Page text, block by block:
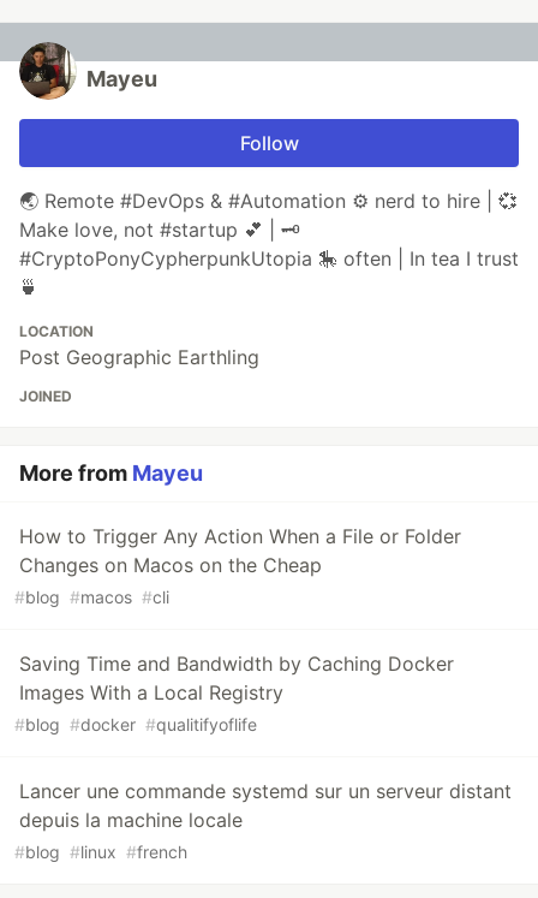
Mayeu
Follow
🌏 Remote #DevOps & #Automation ⚙️ nerd to hire | 💞
Make love, not #startup 💕 | 🗝️
#CryptoPonyCypherpunkUtopia 🎠 often | In tea I trust
🍵
LOCATION
Post Geographic Earthling
JOINED
More from Mayeu
How to Trigger Any Action When a File or Folder
Changes on Macos on the Cheap
#blog #macos #cli
Saving Time and Bandwidth by Caching Docker
Images With a Local Registry
#blog #docker #qualitifyoflife
Lancer une commande systemd sur un serveur distant
depuis la machine locale
#blog #linux #french